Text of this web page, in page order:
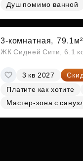
Душ помимо ванной
3-комнатная, 79.1м²
ЖК Сидней Сити, 6.1
3 кв 2027
Платите как хотите
Мастер-зона с